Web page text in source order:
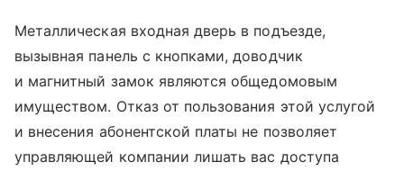
Металлическая входная дверь в подъезде,
вызывная панель с кнопками, доводчик
и магнитный замок являются общедомовым
имуществом. Отказ от пользования этой услугой
и внесения абонентской платы не позволяет
управляющей компании лишать вас доступа